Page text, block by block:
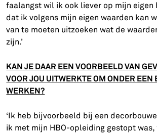
faalangst wil ik ook liever op mijn eigen
dat ik volgens mijn eigen waarden kan
van te moeten uitzoeken wat de
zijn.’
KAN JE DAAR EEN VOORBEELD VAN
VOOR JOU UITWERKTE OM ONDER EEN
WERKEN?
‘Ik heb bijvoorbeeld bij een
ik met mijn HBO-opleiding gestopt